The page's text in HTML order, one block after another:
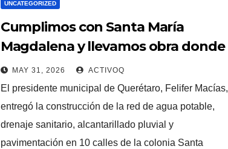
UNCATEGORIZED
Cumplimos con Santa María
Magdalena y llevamos obra donde
más se necesita: Felifer Macías
MAY 31, 2026 ACTIVOQ
El presidente municipal de Querétaro, Felifer Macías,
entregó la construcción de la red de agua potable,
drenaje sanitario, alcantarillado pluvial y
pavimentación en 10 calles de la colonia Santa